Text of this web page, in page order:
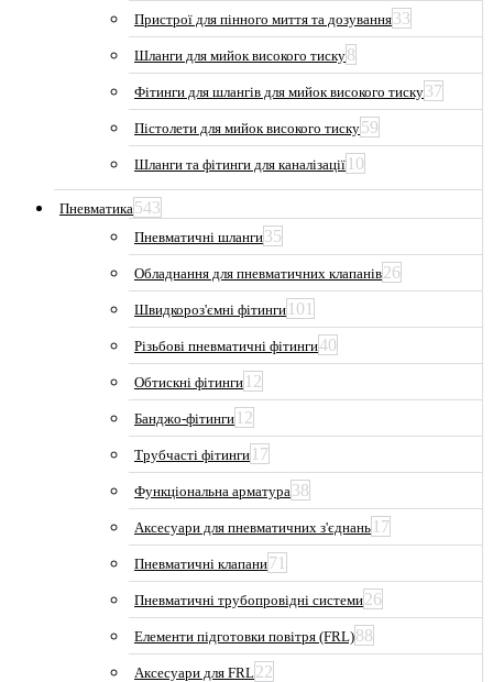
Пристрої для пінного миття та дозування33
Шланги для мийок високого тиску8
Фітинги для шлангів для мийок високого тиску37
Пістолети для мийок високого тиску59
Шланги та фітинги для каналізації 10
Пневматика 543
Пневматичні шланги35
Обладнання для пневматичних клапанів26
Швидкороз'ємні фітинги 101
Різьбові пневматичні фітинги40
Обтискні фітинги 12
Банджо-фітинги 12
Трубчасті фітинги 17
Функціональна арматура 38
Аксесуари для пневматичних з'єднань 17
Пневматичні клапани71
Пневматичні трубопровідні системи26
Елементи підготовки повітря (FRL)88
Аксесуари для FRL22